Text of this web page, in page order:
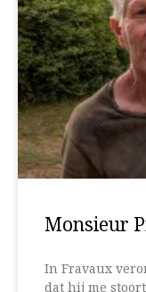
Monsieur
In Fravaux